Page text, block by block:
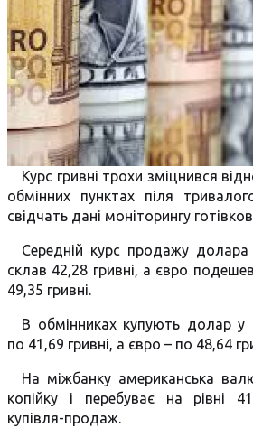
Курс гривні трохи зміцнився
обмінних пунктах піля
свідчать дані моніторингу
Середній курс продажу
склав 42,28 гривні, а євро
49,35 гривні.
В обмінниках купують долар у
по 41,69 гривні, а євро – по 48,64
На міжбанку американська
копійку і перебуває на рівні
купівля-продаж.